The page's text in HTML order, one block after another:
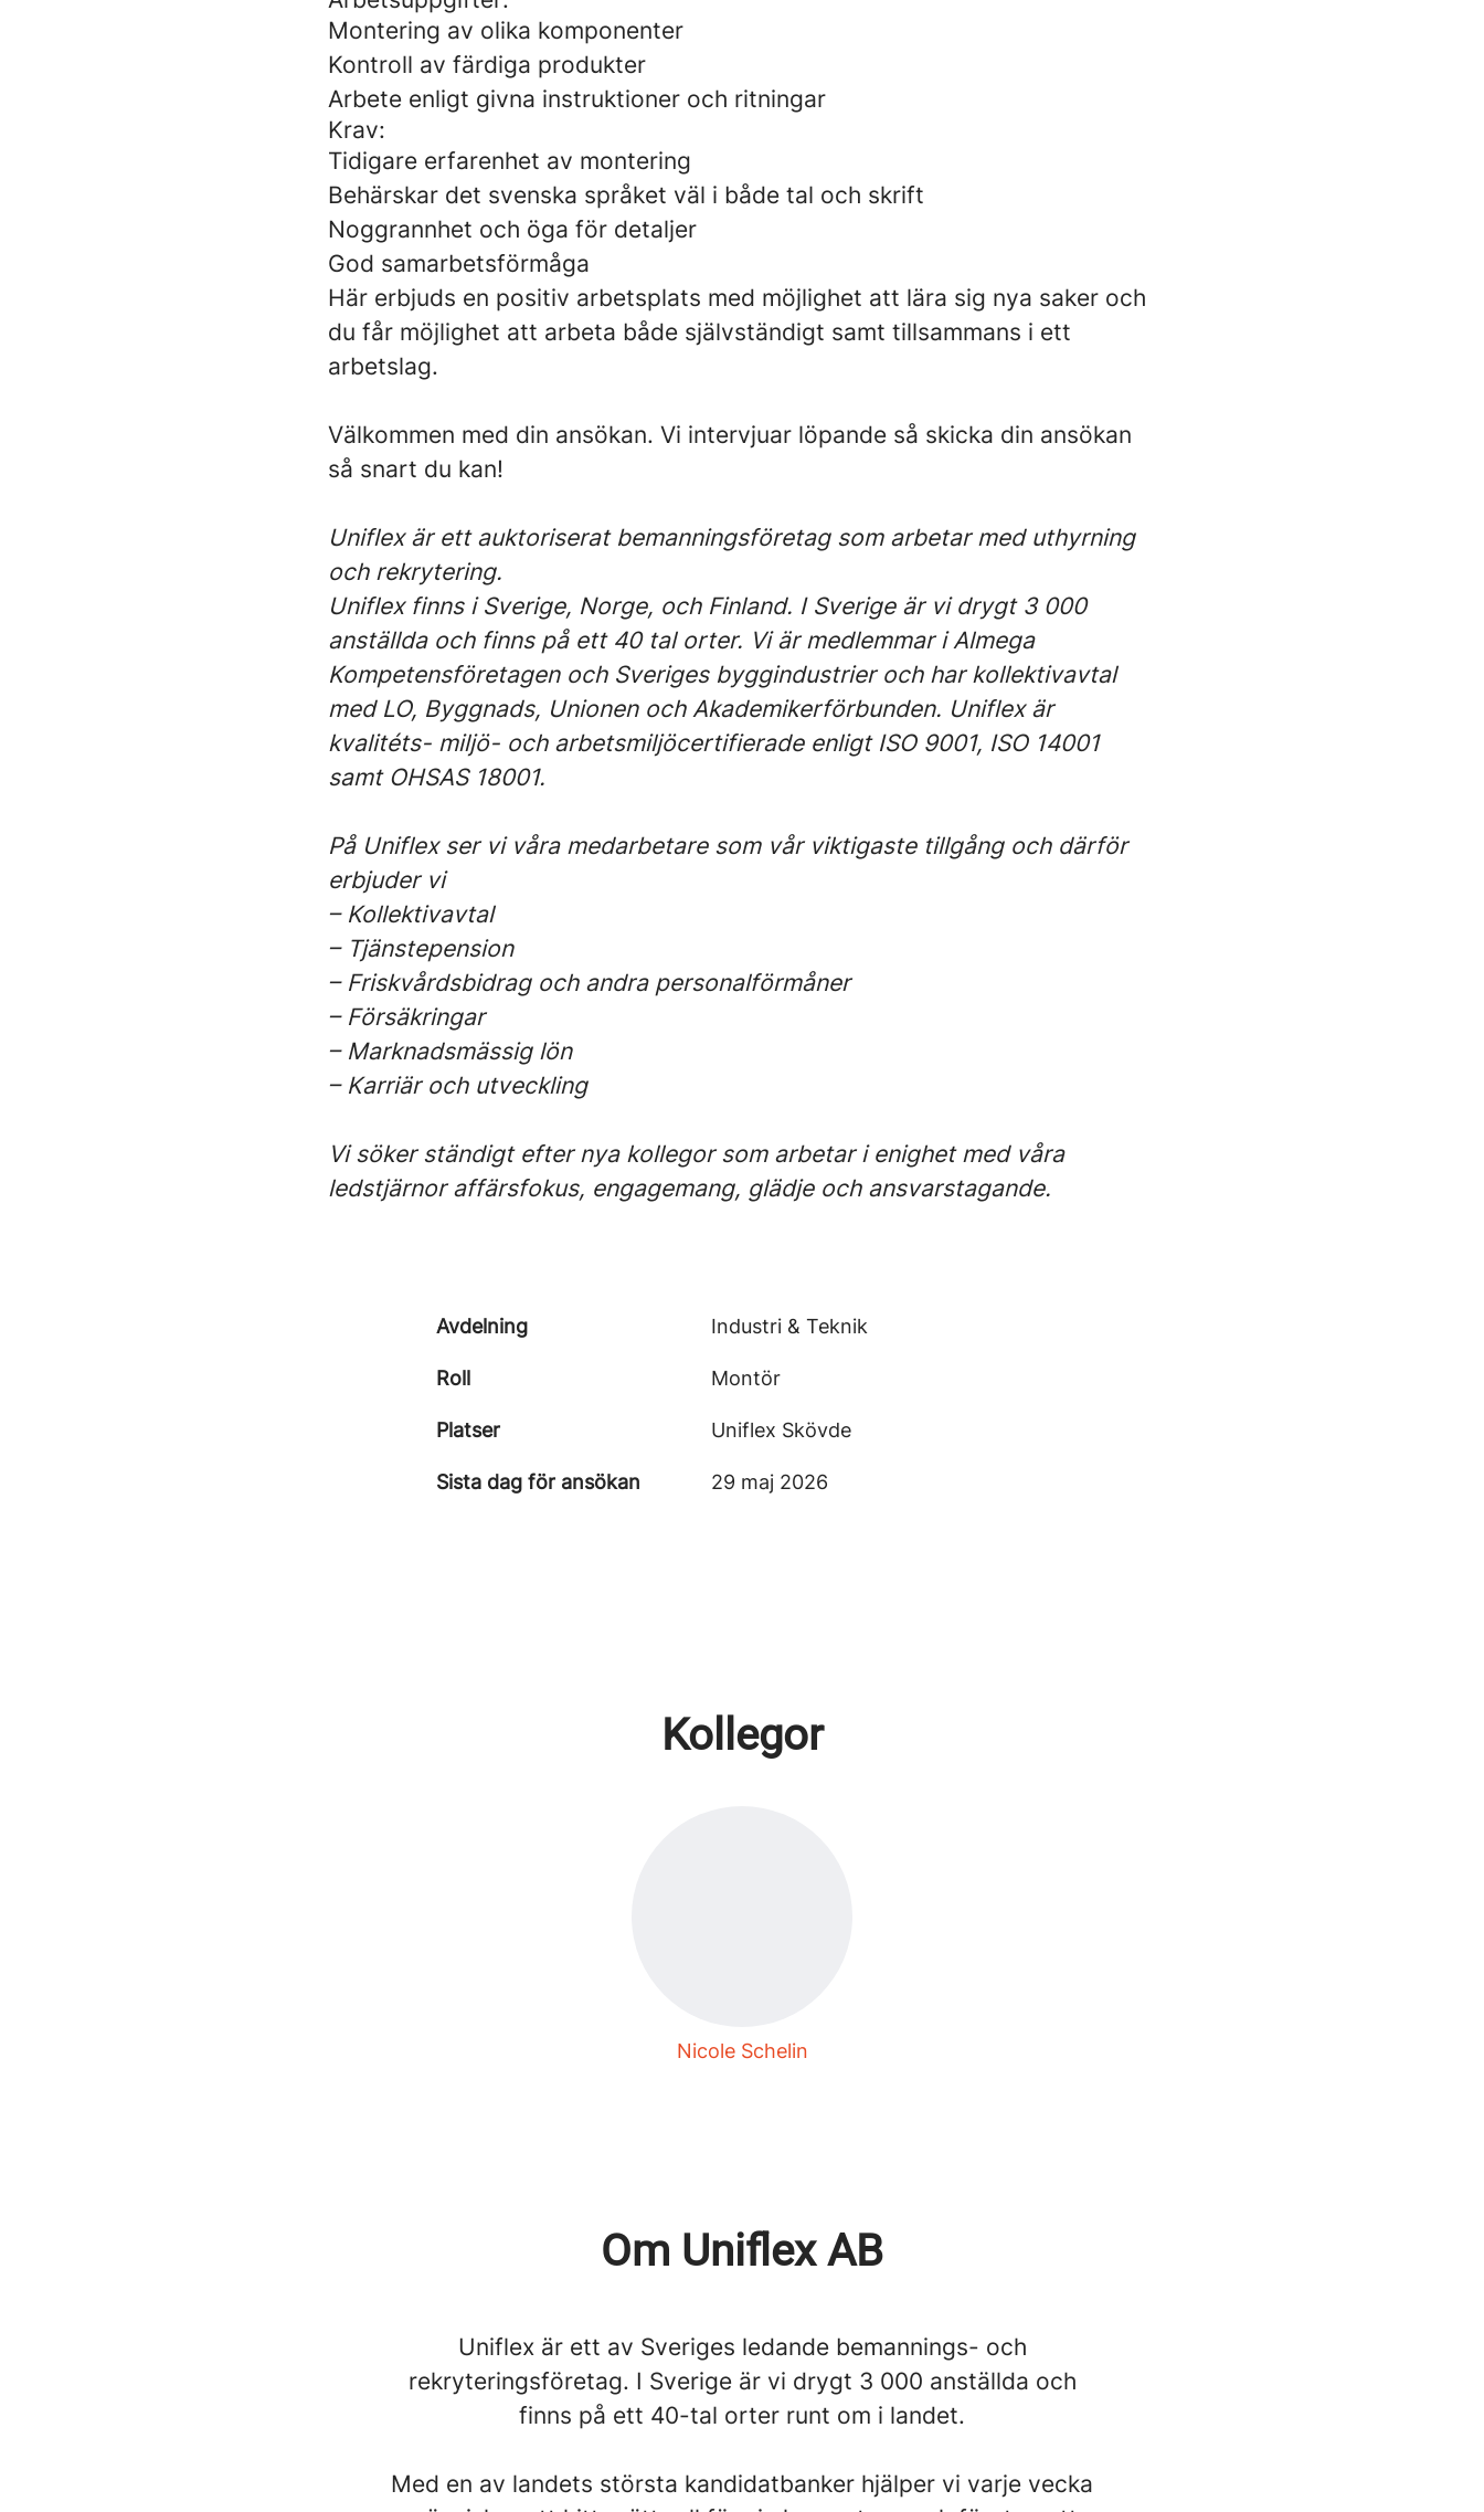
Montering av olika komponenter
Kontroll av färdiga produkter
Arbete enligt givna instruktioner och ritningar
Krav:
Tidigare erfarenhet av montering
Behärskar det svenska språket väl i både tal och skrift
Noggrannhet och öga för detaljer
God samarbetsförmåga
Här erbjuds en positiv arbetsplats med möjlighet att lära sig nya saker och
du får möjlighet att arbeta både självständigt samt tillsammans i ett
arbetslag.
Välkommen med din ansökan. Vi intervjuar löpande så skicka din ansökan
så snart du kan!
Uniflex är ett auktoriserat bemanningsföretag som arbetar med uthyrning
och rekrytering.
Uniflex finns i Sverige, Norge, och Finland. I Sverige är vi drygt 3 000
anställda och finns på ett 40 tal orter. Vi är medlemmar i Almega
Kompetensföretagen och Sveriges byggindustrier och har kollektivavtal
med LO, Byggnads, Unionen och Akademikerförbunden. Uniflex är
kvalitéts- miljö- och arbetsmiljöcertifierade enligt ISO 9001, ISO 14001
samt OHSAS 18001.
På Uniflex ser vi våra medarbetare som vår viktigaste tillgång och därför
erbjuder vi
– Kollektivavtal
– Tjänstepension
– Friskvårdsbidrag och andra personalförmåner
– Försäkringar
– Marknadsmässig lön
– Karriär och utveckling
Vi söker ständigt efter nya kollegor som arbetar i enighet med våra
ledstjärnor affärsfokus, engagemang, glädje och ansvarstagande.
Avdelning Industri & Teknik
Roll Montör
Platser Uniflex Skövde
Sista dag för ansökan 29 maj 2026
Kollegor
Nicole Schelin
Om Uniflex AB
Uniflex är ett av Sveriges ledande bemannings- och
rekryteringsföretag. I Sverige är vi drygt 3 000 anställda och
finns på ett 40-tal orter runt om i landet.
Med en av landets största kandidatbanker hjälper vi varje vecka